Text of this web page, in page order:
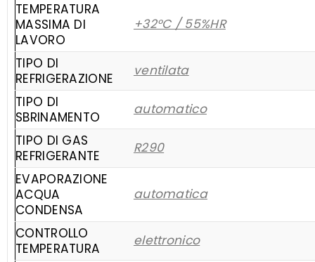
TEMPERATURA
MASSIMA DI
LAVORO
+32°C / 55%HR
TIPO DI
REFRIGERAZIONE
ventilata
TIPO DI
SBRINAMENTO
automatico
TIPO DI GAS
REFRIGERANTE
R290
EVAPORAZIONE
ACQUA
CONDENSA
automatica
CONTROLLO
TEMPERATURA
elettronico